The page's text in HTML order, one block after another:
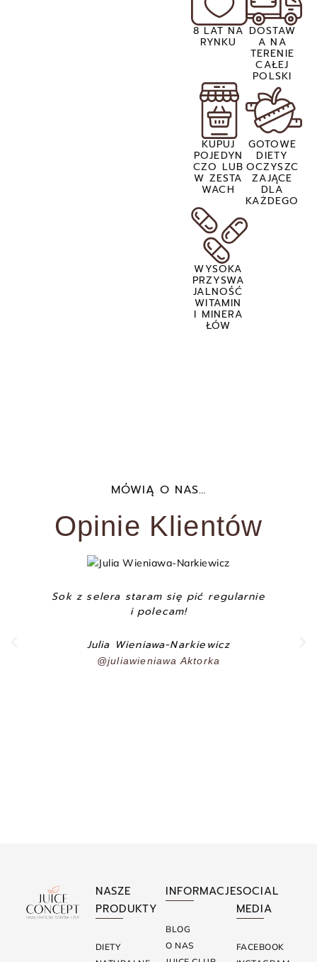
8 LAT NA
RYNKU
DOSTAW
A NA
TERENIE
CAŁEJ
POLSKI
KUPUJ
POJEDYN
CZO LUB
W ZESTA
WACH
GOTOWE
DIETY
OCZYSZC
ZAJĄCE
DLA
KAŻDEGO
WYSOKA
PRZYSWA
JALNOŚĆ
WITAMIN
I MINERA
ŁÓW
MÓWIĄ O NAS…
Opinie Klientów
Sok z selera staram się pić regularnie
i polecam!
Julia Wieniawa-Narkiewicz
@juliawieniawa Aktorka
NASZE
PRODUKTY
DIETY
INFORMACJE
BLOG
O NAS
SOCIAL
MEDIA
FACEBOOK